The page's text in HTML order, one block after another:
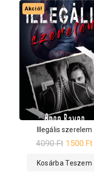
Akció!
Illegális szerelem
4090Ft 1500 Ft
Kosárba Teszem